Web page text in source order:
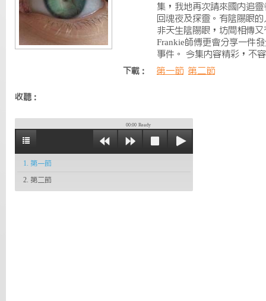
集，我地再次請來國內追
回魂夜及探靈。有陰陽眼
非天生陰陽眼，坊間相傳
Frankie師傅更會分享一件
事件。 今集內容精彩，不
下載： 第一節 第二節
收聽：
00:00 Ready
1. 第一節
2. 第二節